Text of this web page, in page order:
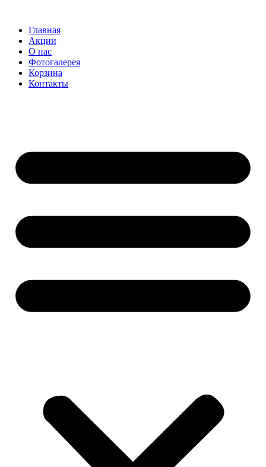
содержимому
Главная
Акции
О нас
Фотогалерея
Корзина
Контакты